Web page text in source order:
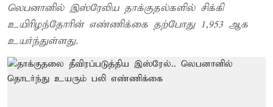
லெபனானில் இஸ்ரேலிய தாக்குதல்களில் சிக்கி
உயிரிழந்தோரின் எண்ணிக்கை தற்போது 1,953 ஆக
உயர்ந்துள்ளது.